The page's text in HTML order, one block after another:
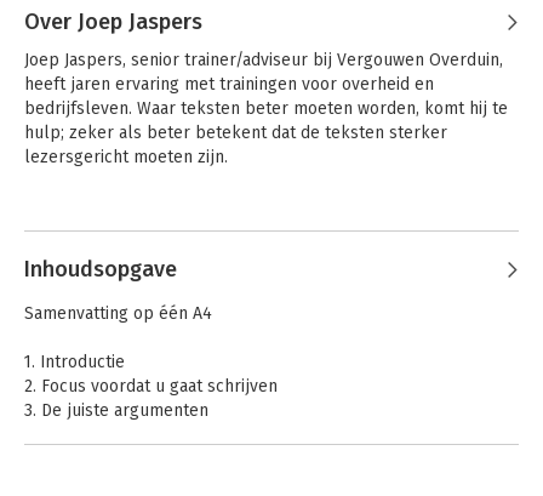
Over Joep Jaspers
Joep Jaspers, senior trainer/adviseur bij Vergouwen Overduin,
heeft jaren ervaring met trainingen voor overheid en
bedrijfsleven. Waar teksten beter moeten worden, komt hij te
hulp; zeker als beter betekent dat de teksten sterker
lezersgericht moeten zijn.
Inhoudsopgave
Samenvatting op één A4
1. Introductie
2. Focus voordat u gaat schrijven
3. De juiste argumenten